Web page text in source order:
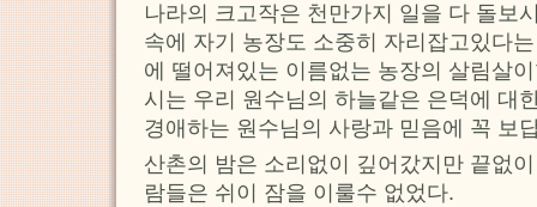
나라의 크고작은 천만가지 일을 다 돌보
속에 자기 농장도 소중히 자리잡고있다
에 떨어져있는 이름없는 농장의 살림살
시는 우리 원수님의 하늘같은 은덕에 대
경애하는 원수님의 사랑과 믿음에 꼭 보
산촌의 밤은 소리없이 깊어갔지만 끝없
람들은 쉬이 잠을 이룰수 없었다.